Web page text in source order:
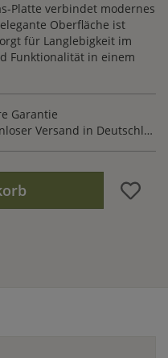
Platte verbindet modernes
Oberfläche ist
für Langlebigkeit im
Funktionalität in einem
Garantie
Versand in Deutschland